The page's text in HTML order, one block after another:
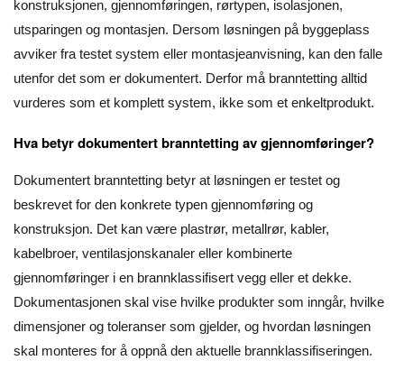
konstruksjonen, gjennomføringen, rørtypen, isolasjonen,
utsparingen og montasjen. Dersom løsningen på byggeplass
avviker fra testet system eller montasjeanvisning, kan den falle
utenfor det som er dokumentert. Derfor må branntetting alltid
vurderes som et komplett system, ikke som et enkeltprodukt.
Hva betyr dokumentert branntetting av gjennomføringer?
Dokumentert branntetting betyr at løsningen er testet og
beskrevet for den konkrete typen gjennomføring og
konstruksjon. Det kan være plastrør, metallrør, kabler,
kabelbroer, ventilasjonskanaler eller kombinerte
gjennomføringer i en brannklassifisert vegg eller et dekke.
Dokumentasjonen skal vise hvilke produkter som inngår, hvilke
dimensjoner og toleranser som gjelder, og hvordan løsningen
skal monteres for å oppnå den aktuelle brannklassifiseringen.